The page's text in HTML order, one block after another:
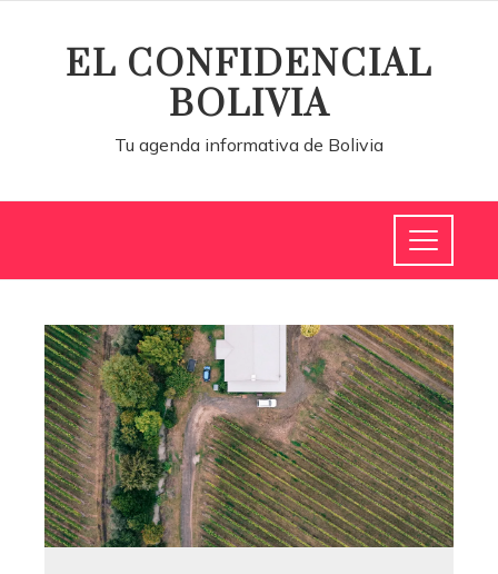
EL CONFIDENCIAL
BOLIVIA
Tu agenda informativa de Bolivia